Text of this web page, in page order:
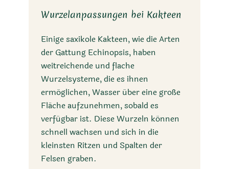
Wurzelanpassungen bei Kakteen
Einige saxikole Kakteen, wie die Arten
der Gattung Echinopsis, haben
weitreichende und flache
Wurzelsysteme, die es ihnen
ermöglichen, Wasser über eine große
Fläche aufzunehmen, sobald es
verfügbar ist. Diese Wurzeln können
schnell wachsen und sich in die
kleinsten Ritzen und Spalten der
Felsen graben.